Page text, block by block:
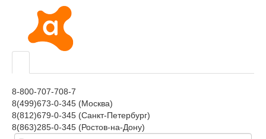
8-800-707-708-7
8(499)673-0-345 (Москва)
8(812)679-0-345 (Санкт-Петербург)
8(863)285-0-345 (Ростов-на-Дону)